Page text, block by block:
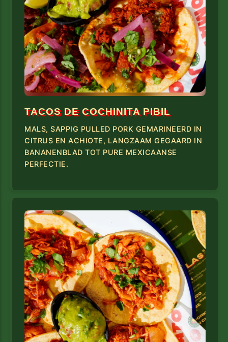
TACOS DE COCHINITA PIBIL
MALS, SAPPIG PULLED PORK GEMARINEERD IN
CITRUS EN ACHIOTE, LANGZAAM GEGAARD IN
BANANENBLAD TOT PURE MEXICAANSE
PERFECTIE.